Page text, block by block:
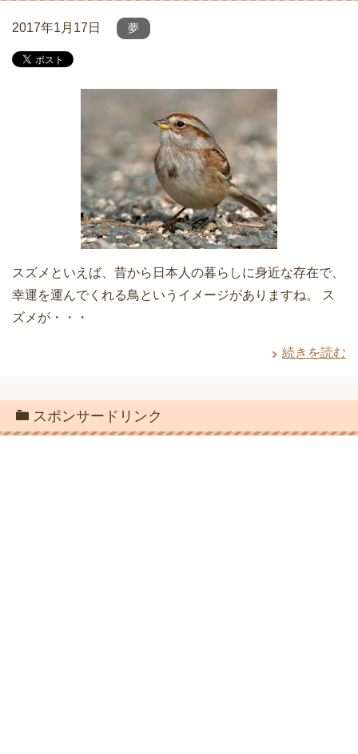
2017年1月17日 夢
スズメといえば、昔から日本人の暮らしに身近な存在で、
幸運を運んでくれる鳥というイメージがありますね。 ス
ズメが・・・
続きを読む
スポンサードリンク